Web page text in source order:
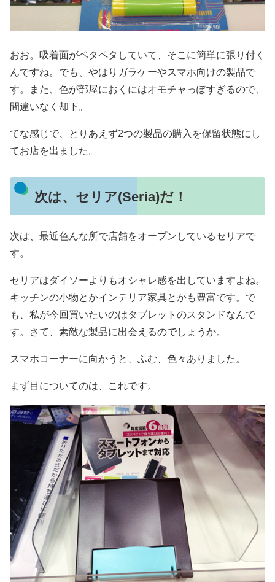
おお。吸着面がペタペタしていて、そこに簡単に張り付く
んですね。でも、やはりガラケーやスマホ向けの製品で
す。また、色が部屋におくにはオモチャっぽすぎるので、
間違いなく却下。
てな感じで、とりあえず2つの製品の購入を保留状態にし
てお店を出ました。
次は、セリア(Seria)だ！
次は、最近色んな所で店舗をオープンしているセリアで
す。
セリアはダイソーよりもオシャレ感を出していますよね。
キッチンの小物とかインテリア家具とかも豊富です。で
も、私が今回買いたいのはタブレットのスタンドなんで
す。さて、素敵な製品に出会えるのでしょうか。
スマホコーナーに向かうと、ふむ、色々ありました。
まず目についてのは、これです。